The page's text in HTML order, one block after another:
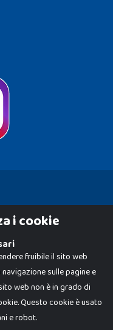
i cookie
fruibile il sito web
sulle pagine e
web non è in grado di
Questo cookie è usato
e robot.